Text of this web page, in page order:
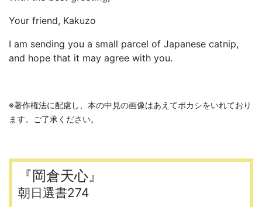
Your friend, Kakuzo
I am sending you a small parcel of Japanese catnip,
and hope that it may agree with you.
※著作権法に配慮し、本の中見の画像はあえてボカシをいれており
ます。ご了承ください。
『岡倉天心』
朝日選書274